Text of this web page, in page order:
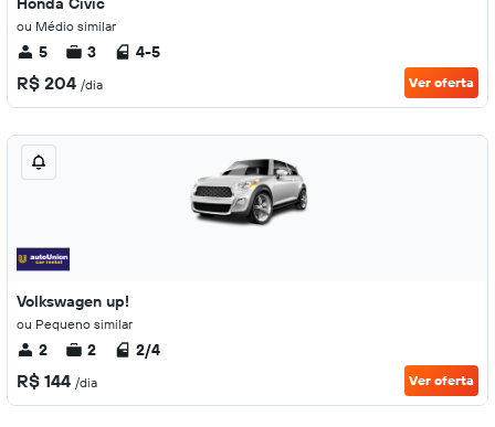
ou Médio similar
5 3 4-5
R$ 204 /dia Ver oferta
Volkswagen up!
ou Pequeno similar
2 2 2/4
R$ 144 /dia Ver oferta